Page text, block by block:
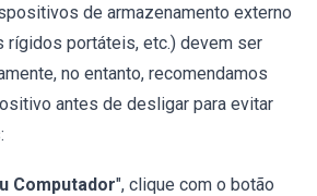
de armazenamento externo
rígidos portáteis, etc.) devem ser
no entanto, recomendamos
antes de desligar para evitar
Computador", clique com o botão